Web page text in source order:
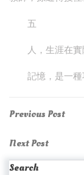
五
人，生涯在實
記憶，是一
Post
navigation
Previous
Previous Post
Next
Post
Next Post
Search